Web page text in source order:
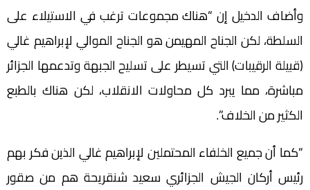
وأضاف الدخيل إن “هناك مجموعات ترغب في الاستيلاء على
السلطة، لكن الجناح المهيمن هو الجناح الموالي لإبراهيم غالي
(قبيلة الرقيبات) التي تسيطر على تسليح الجبهة وتدعمها الجزائر
مباشرة، مما يبرد كل محاولات الانقلاب، لكن هناك بالطبع
الكثير من الخلاف”.
“كما أن جميع الخلفاء المحتملين لإبراهيم غالي الذين فكر بهم
رئيس أركان الجيش الجزائري سعيد شنقريحة هم من صقور